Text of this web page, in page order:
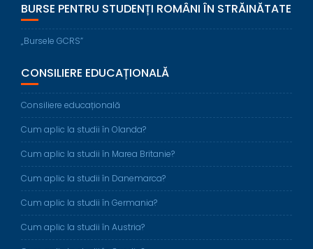
BURSE PENTRU STUDENȚI ROMÂNI ÎN STRĂINĂTATE
„Bursele GCRS”
CONSILIERE EDUCAȚIONALĂ
Consiliere educațională
Cum aplic la studii în Olanda?
Cum aplic la studii în Marea Britanie?
Cum aplic la studii în Danemarca?
Cum aplic la studii în Germania?
Cum aplic la studii în Austria?